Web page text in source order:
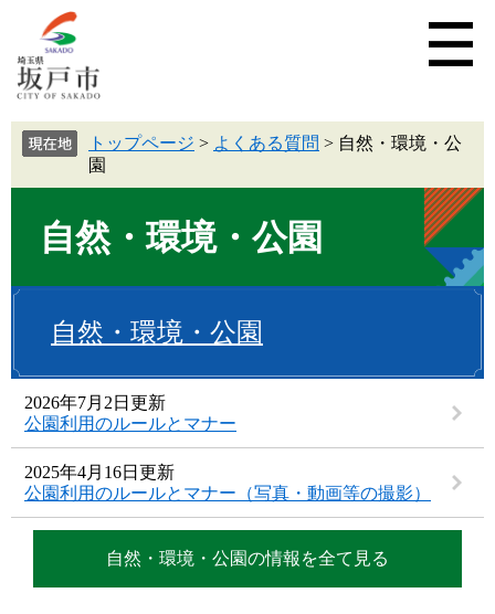
トップページ > よくある質問 > 自然・環境・公
園
自然・環境・公園
自然・環境・公園
2026年7月2日更新
公園利用のルールとマナー
2025年4月16日更新
公園利用のルールとマナー（写真・動画等の撮影）
自然・環境・公園の情報を全て見る